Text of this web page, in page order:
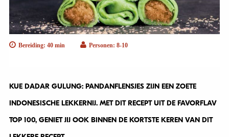
Bereiding: 40 min Personen: 8-10
KUE DADAR GULUNG: PANDANFLENSJES ZIJN EEN ZOETE
INDONESISCHE LEKKERNIJ. MET DIT RECEPT UIT DE FAVORFLAV
TOP 100, GENIET JIJ OOK BINNEN DE KORTSTE KEREN VAN DIT